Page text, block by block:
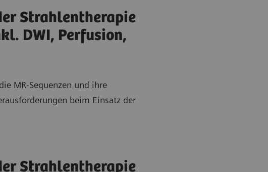
Strahlentherapie
DWI, Perfusion,
MR-Sequenzen und ihre
beim Einsatz der
Strahlentherapie